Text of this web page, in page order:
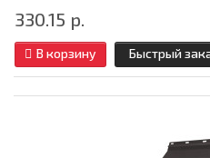
330.15 р.
В корзину Быстрый